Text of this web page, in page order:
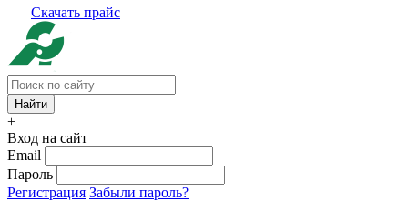
Скачать прайс
+
Вход на сайт
Email
Пароль
Регистрация Забыли пароль?